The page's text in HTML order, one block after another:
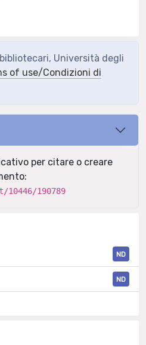
Università degli
of use/Condizioni di
per citare o creare
190789
ND
ND